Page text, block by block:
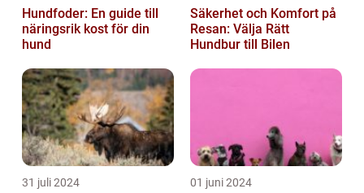
Hundfoder: En guide till
näringsrik kost för din
hund
Säkerhet och Komfort på
Resan: Välja Rätt
Hundbur till Bilen
31 juli 2024 01 juni 2024